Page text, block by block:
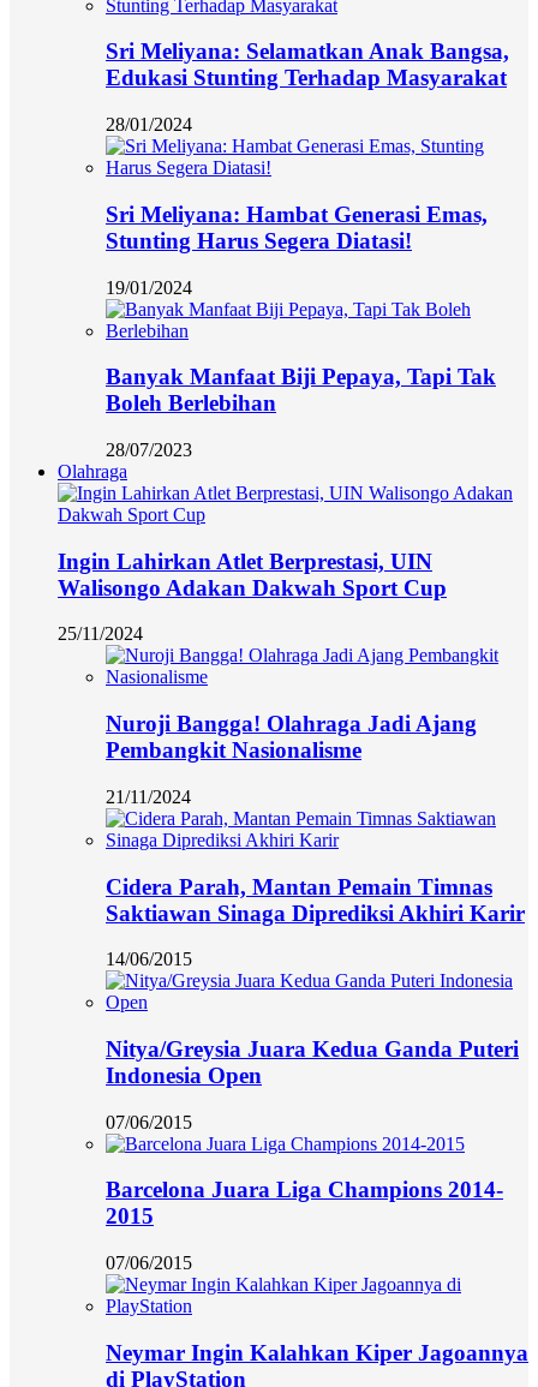
Sri Meliyana: Selamatkan Anak Bangsa,
Edukasi Stunting Terhadap Masyarakat
28/01/2024
Sri Meliyana: Hambat Generasi Emas,
Stunting Harus Segera Diatasi!
19/01/2024
Banyak Manfaat Biji Pepaya, Tapi Tak
Boleh Berlebihan
28/07/2023
Olahraga
Ingin Lahirkan Atlet Berprestasi, UIN
Walisongo Adakan Dakwah Sport Cup
25/11/2024
Nuroji Bangga! Olahraga Jadi Ajang
Pembangkit Nasionalisme
21/11/2024
Cidera Parah, Mantan Pemain Timnas
Saktiawan Sinaga Diprediksi Akhiri Karir
14/06/2015
Nitya/Greysia Juara Kedua Ganda Puteri
Indonesia Open
07/06/2015
Barcelona Juara Liga Champions 2014-
2015
07/06/2015
Neymar Ingin Kalahkan Kiper Jagoannya
di PlayStation